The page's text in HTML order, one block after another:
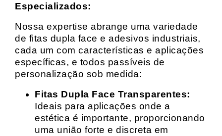
Especializados:
Nossa expertise abrange uma variedade
de fitas dupla face e adesivos industriais,
cada um com características e aplicações
específicas, e todos passíveis de
personalização sob medida:
Fitas Dupla Face Transparentes:
Ideais para aplicações onde a
estética é importante, proporcionando
uma união forte e discreta em